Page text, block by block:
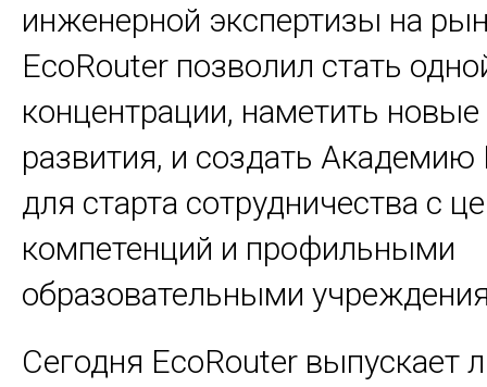
инженерной экспертизы на
EcoRouter позволил стать
концентрации, наметить
развития, и создать Академию
для старта сотрудничества с
компетенций и профильными
образовательными
Сегодня EcoRouter выпускает